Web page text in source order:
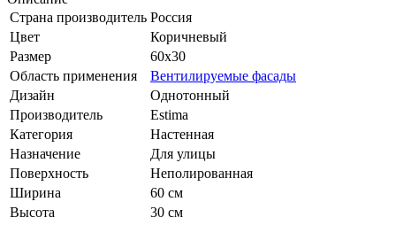
Страна производитель Россия
Цвет
Коричневый
Размер
60x30
Область применения
Вентилируемые фасады
Дизайн
Однотонный
Производитель
Estima
Категория
Настенная
Назначение
Для улицы
Поверхность
Неполированная
Ширина
60 см
Высота
30 см